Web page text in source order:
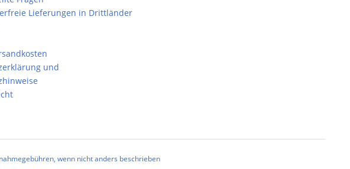
Lieferungen in Drittländer
und
wenn nicht anders beschrieben